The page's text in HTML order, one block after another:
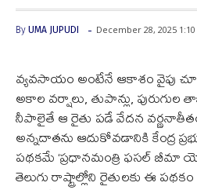
By UMA JUPUDI - December 28, 2025
వ్యవసాయం అంటేనే ఆకాశం వైపు
అకాల వర్షాలు, తుపాన్లు, పురుగుల
నీపాలైతే ఆ రైతు పడే వేదన
అన్నదాతను ఆదుకోవడానికి కేంద్ర
పథకమే ‘ప్రధానమంత్రి ఫసల్ బీమా
తెలుగు రాష్ట్రాల్లోని రైతులకు ఈ